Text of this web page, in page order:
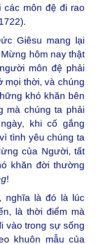
các môn đệ đi rao
Giêsu mang lại
hôm nay thật
môn đệ phải
mọi thời, và chúng
khó khăn bên
mà chúng ta phải
khi cố gắng
tình yêu chúng ta
của Người, tất
khăn đời thường
!
, nghĩa là đó là lúc
là thời điểm mà
vào trong sự sống
khuôn mẫu của